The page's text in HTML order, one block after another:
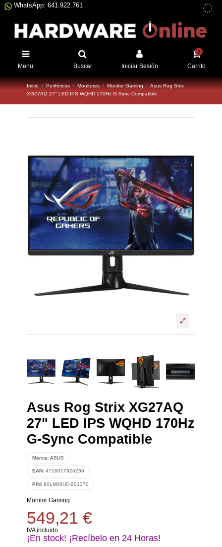
WhatsApp: 641.922.761
Menu Buscar Iniciar Sesión
0
Carrito
Inicio Periféricos Monitores Monitor Gaming
Asus Rog Strix
XG27AQ 27" LED IPS WQHD 170Hz G-Sync Compatible
Asus Rog Strix XG27AQ
27" LED IPS WQHD 170Hz
G-Sync Compatible
Marca: ASUS
EAN: 4718017926256
P/N: 90LM06U0-B01370
Monitor Gaming
549,21 €
IVA incluido
¡En stock! ¡Recíbelo en 24 Horas!